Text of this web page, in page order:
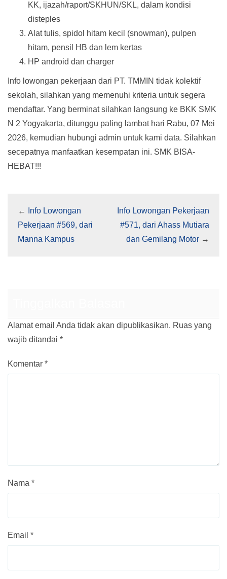
KK, ijazah/raport/SKHUN/SKL, dalam kondisi
disteples
Alat tulis, spidol hitam kecil (snowman), pulpen
hitam, pensil HB dan lem kertas
HP android dan charger
Info lowongan pekerjaan dari PT. TMMIN tidak kolektif
sekolah, silahkan yang memenuhi kriteria untuk segera
mendaftar. Yang berminat silahkan langsung ke BKK SMK
N 2 Yogyakarta, ditunggu paling lambat hari Rabu, 07 Mei
2026, kemudian hubungi admin untuk kami data. Silahkan
secepatnya manfaatkan kesempatan ini. SMK BISA-
HEBAT!!!
←
Info Lowongan
Pekerjaan #569, dari
Manna Kampus
Info Lowongan Pekerjaan
#571, dari Ahass Mutiara
dan Gemilang Motor →
Alamat email Anda tidak akan dipublikasikan. Ruas yang
wajib ditandai *
Komentar *
Nama *
Email *